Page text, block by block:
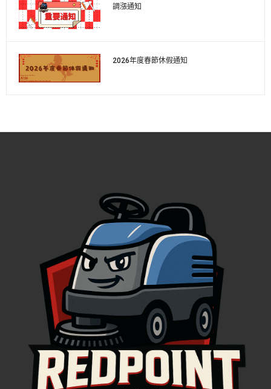
調漲通知
2026年度春節休假通知